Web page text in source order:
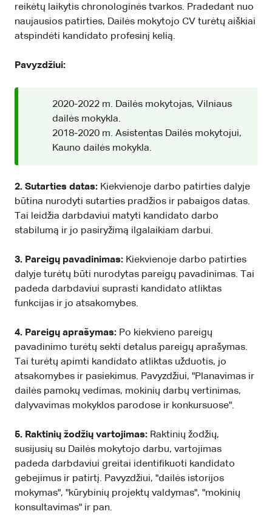
reikėtų laikytis chronologinės tvarkos. Pradedant nuo
naujausios patirties, Dailės mokytojo CV turėtų aiškiai
atspindėti kandidato profesinį kelią.
Pavyzdžiui:
2020-2022 m. Dailės mokytojas, Vilniaus
dailės mokykla.
2018-2020 m. Asistentas Dailės mokytojui,
Kauno dailės mokykla.
2. Sutarties datas: Kiekvienoje darbo patirties dalyje
būtina nurodyti sutarties pradžios ir pabaigos datas.
Tai leidžia darbdaviui matyti kandidato darbo
stabilumą ir jo pasiryžimą ilgalaikiam darbui.
3. Pareigų pavadinimas: Kiekvienoje darbo patirties
dalyje turėtų būti nurodytas pareigų pavadinimas. Tai
padeda darbdaviui suprasti kandidato atliktas
funkcijas ir jo atsakomybes.
4. Pareigų aprašymas: Po kiekvieno pareigų
pavadinimo turėtų sekti detalus pareigų aprašymas.
Tai turėtų apimti kandidato atliktas užduotis, jo
atsakomybes ir pasiekimus. Pavyzdžiui, "Planavimas ir
dailės pamokų vedimas, mokinių darbų vertinimas,
dalyvavimas mokyklos parodose ir konkursuose".
5. Raktinių žodžių vartojimas: Raktinių žodžių,
susijusių su Dailės mokytojo darbu, vartojimas
padeda darbdaviui greitai identifikuoti kandidato
gebejimus ir patirtį. Pavyzdžiui, "dailės istorijos
mokymas", "kūrybinių projektų valdymas", "mokinių
konsultavimas" ir pan.